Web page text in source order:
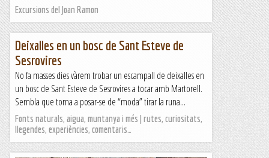
Excursions del Joan Ramon
Deixalles en un bosc de Sant Esteve de
Sesrovires
No fa masses dies vàrem trobar un escampall de deixalles en
un bosc de Sant Esteve de Sesrovires a tocar amb Martorell.
Sembla que torna a posar-se de “moda” tirar la runa...
Fonts naturals, aigua, muntanya i més | rutes, curiositats,
llegendes, experiències, comentaris…